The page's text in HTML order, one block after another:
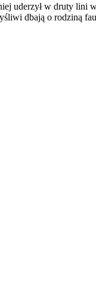
uderzył w druty lini
dbają o rodziną